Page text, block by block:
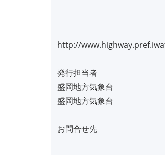
http://
発行担当者
盛岡地方気象台
盛岡地方気象台
お問合せ先